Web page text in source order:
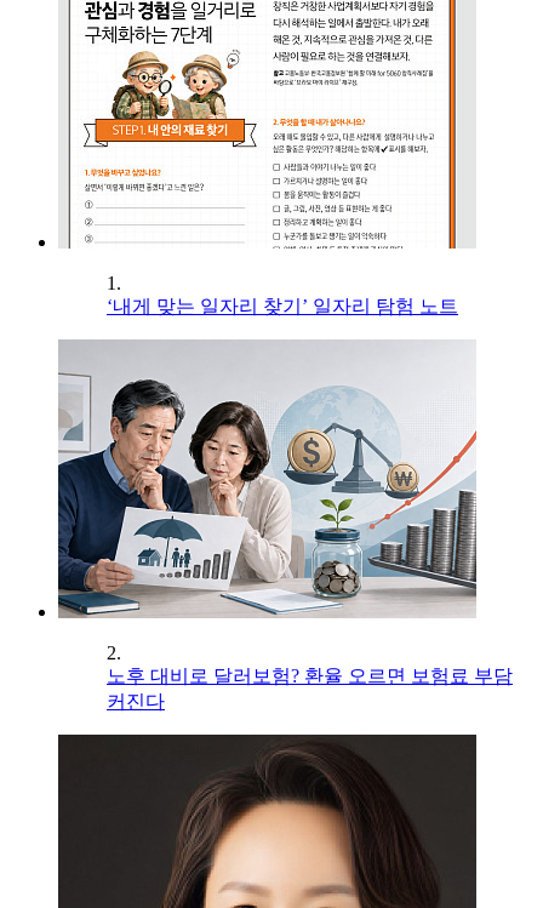
1.
‘내게 맞는 일자리 찾기’ 일자리 탐험 노트
2.
노후 대비로 달러보험? 환율 오르면 보험료 부담
커진다